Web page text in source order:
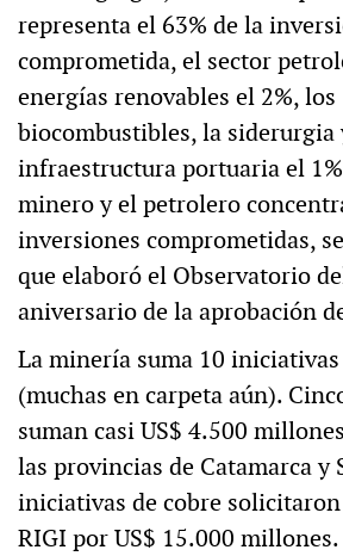
representa el 63% de la
comprometida, el sector
energías renovables el 2%, los
biocombustibles, la siderurgia
infraestructura portuaria el
minero y el petrolero
inversiones comprometidas,
que elaboró el Observatorio
aniversario de la aprobación
La minería suma 10
(muchas en carpeta aún).
suman casi US$ 4.500
las provincias de Catamarca y
iniciativas de cobre
RIGI por US$ 15.000